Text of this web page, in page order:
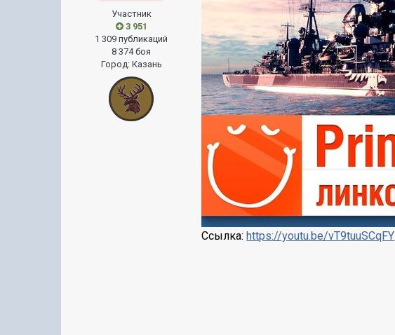
Участник
3 951
1 309 публикаций
8 374 боя
Город: Казань
Ссылка: https://youtu.be/vT9tuuSCqFY